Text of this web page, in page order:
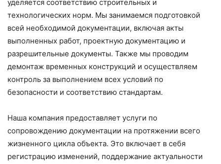
уделяется соответствию строительных и
технологических норм. Мы занимаемся подготовкой
всей необходимой документации, включая акты
выполненных работ, проектную документацию и
разрешительные документы. Также мы проводим
демонтаж временных конструкций и осуществляем
контроль за выполнением всех условий по
безопасности и соответствию стандартам.
Наша компания предоставляет услуги по
сопровождению документации на протяжении всего
жизненного цикла объекта. Это включает в себя
регистрацию изменений, поддержание актуальности